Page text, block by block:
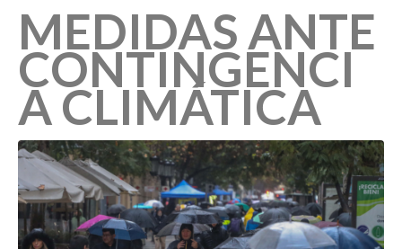
MEDIDAS ANTE
CONTINGENCI
A CLIMÁTICA